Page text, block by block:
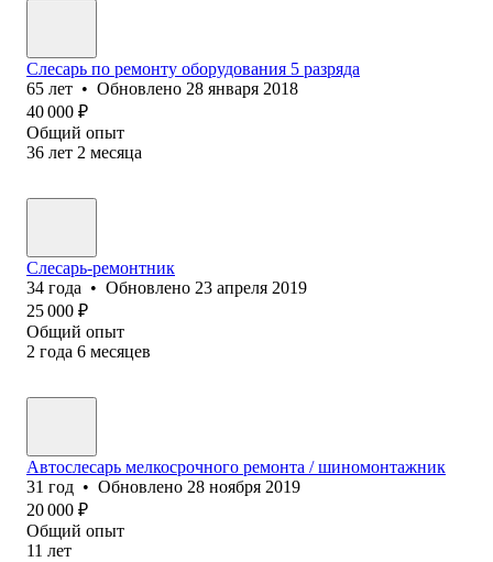
Слесарь по ремонту оборудования 5 разряда
65 лет • Обновлено 28 января 2018
40 000 ₽
Общий опыт
36 лет 2 месяца
Слесарь-ремонтник
34 года • Обновлено 23 апреля 2019
25 000 ₽
Общий опыт
2 года 6 месяцев
Автослесарь мелкосрочного ремонта / шиномонтажник
31 год • Обновлено 28 ноября 2019
20 000 ₽
Общий опыт
11 лет